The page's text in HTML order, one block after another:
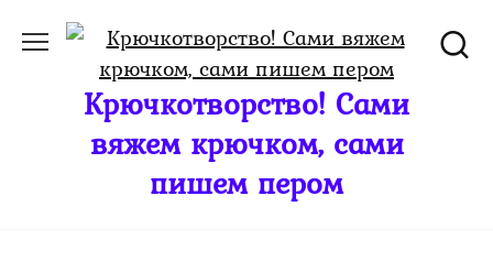
Перейти
содержанию
Крючкотворство! Сами
вяжем крючком, сами
пишем пером